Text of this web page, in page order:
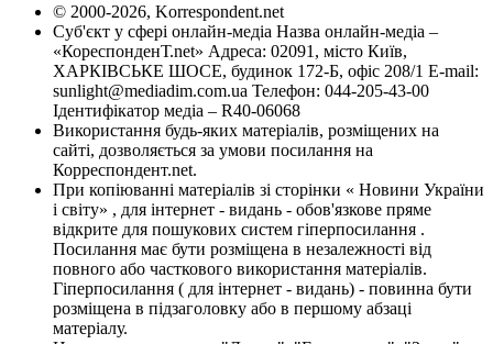
© 2000-2026, Korrespondent.net
Суб'єкт у сфері онлайн-медіа Назва онлайн-медіа –
«КореспонденТ.net» Адреса: 02091, місто Київ,
ХАРКІВСЬКЕ ШОСЕ, будинок 172-Б, офіс 208/1 E-mail:
sunlight@mediadim.com.ua Телефон: 044-205-43-00
Ідентифікатор медіа – R40-06068
Використання будь-яких матеріалів, розміщених на
сайті, дозволяється за умови посилання на
Корреспондент.net.
При копіюванні матеріалів зі сторінки « Новини України
і світу» , для інтернет - видань - обов'язкове пряме
відкрите для пошукових систем гіперпосилання .
Посилання має бути розміщена в незалежності від
повного або часткового використання матеріалів.
Гіперпосилання ( для інтернет - видань) - повинна бути
розміщена в підзаголовку або в першому абзаці
матеріалу.